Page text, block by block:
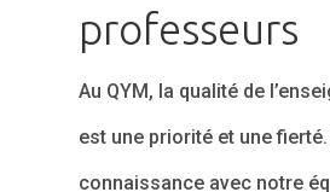
professeurs
Au QYM, la qualité de
est une priorité et une
connaissance avec notre